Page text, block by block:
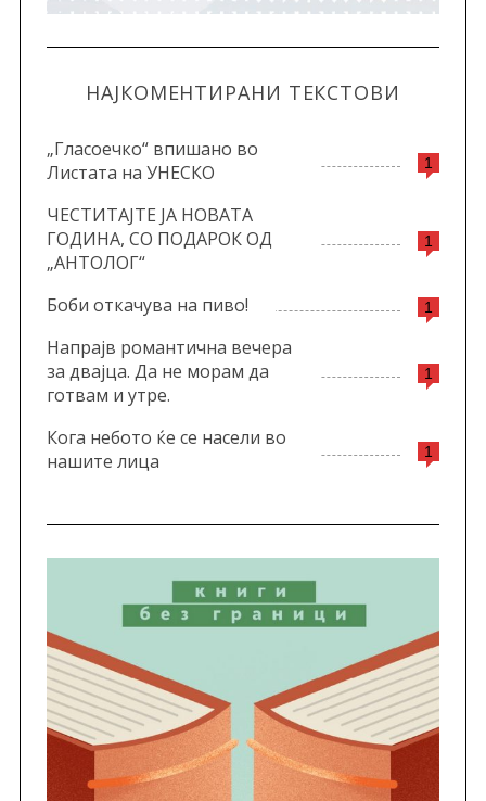
НАЈКОМЕНТИРАНИ ТЕКСТОВИ
1
„Гласоечко“ впишано во
Листата на УНЕСКО
1
ЧЕСТИТАЈТЕ ЈА НОВАТА
ГОДИНА, СО ПОДАРОК ОД
„АНТОЛОГ“
1
Боби откачува на пиво!
1
Напрајв романтична вечера
за двајца. Да не морам да
готвам и утре.
1
Кога небото ќе се насели во
нашите лица